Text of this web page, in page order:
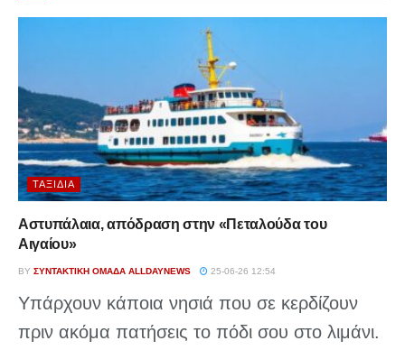
ΤΑΞΊΔΙΑ
Αστυπάλαια, απόδραση στην «Πεταλούδα του
Αιγαίου»
BY ΣΥΝΤΑΚΤΙΚΉ ΟΜΆΔΑ ALLDAYNEWS 25-06-26 12:54
Υπάρχουν κάποια νησιά που σε κερδίζουν
πριν ακόμα πατήσεις το πόδι σου στο λιμάνι.